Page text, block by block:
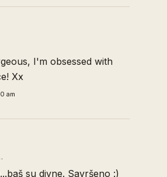
I'm obsessed with
Xx
am
su divne. Savršeno :)